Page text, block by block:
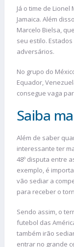
Já o time de
Jamaica. Além
Marcelo Bielsa,
seu estilo.
adversários.
No grupo do
Equador,
consegue vaga
Saiba
Além de saber
interessante ter
48º disputa entre
exemplo, é
vão sediar a
para receber o
Sendo assim, o
futebol das
também irão
entrar no grande